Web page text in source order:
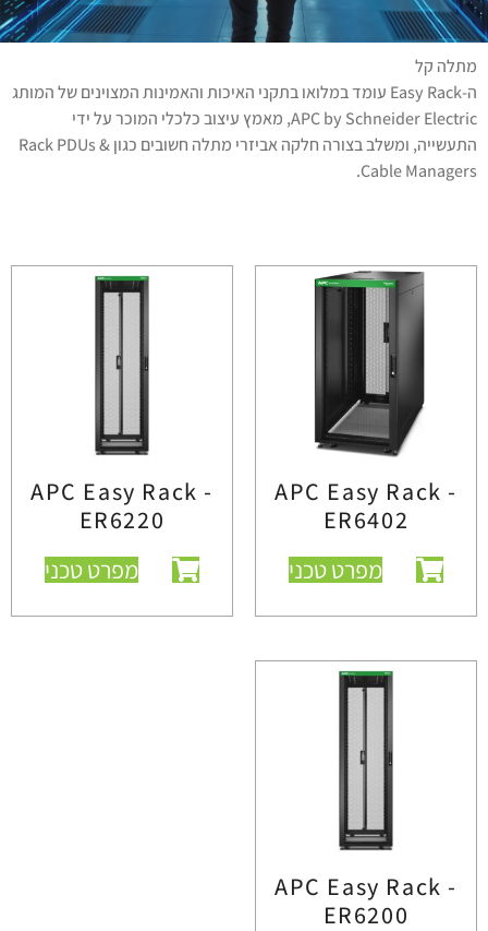
מתלה קל
ה-Easy Rack עומד במלואו בתקני האיכות והאמינות המצוינים של המותג
APC by Schneider Electric, מאמץ עיצוב כלכלי המוכר על ידי
התעשייה, ומשלב בצורה חלקה אביזרי מתלה חשובים כגון Rack PDUs &
Cable Managers.
APC Easy Rack -
ER6402
מפרט טכני
APC Easy Rack -
ER6220
מפרט טכני
APC Easy Rack -
ER6200